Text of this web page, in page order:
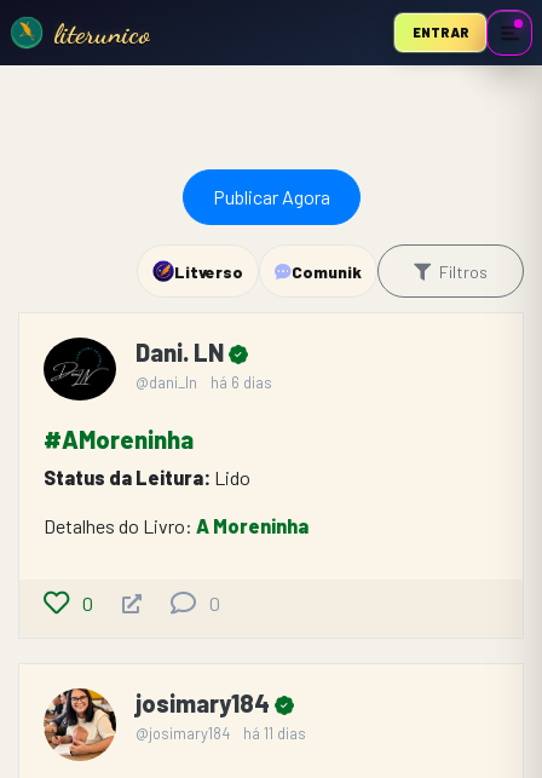
literunico ENTRAR
Publicar Agora
Litverso Comunik Filtros
Dani. LN
@dani_ln há 6 dias
#AMoreninha
Status da Leitura: Lido
Detalhes do Livro: A Moreninha
0 0
josimary184
@josimary184 há 11 dias